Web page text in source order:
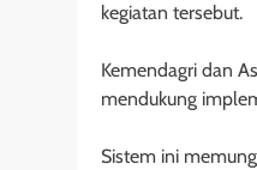
kegiatan tersebut.
Kemendagri dan
mendukung
Sistem ini